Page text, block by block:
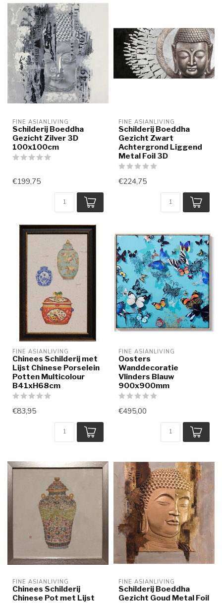
FINE ASIANLIVING
Schilderij Boeddha
Gezicht Zilver 3D
100x100cm
€199,75
FINE ASIANLIVING
Schilderij Boeddha
Gezicht Zwart
Achtergrond Liggend
Metal Foil 3D
€224,75
FINE ASIANLIVING
Chinees Schilderij met
Lijst Chinese Porselein
Potten Multicolour
B41xH68cm
€83,95
FINE ASIANLIVING
Oosters
Wanddecoratie
Vlinders Blauw
900x900mm
€495,00
FINE ASIANLIVING
Chinees Schilderij
Chinese Pot met Lijst
FINE ASIANLIVING
Schilderij Boeddha
Gezicht Goud Metal Foil